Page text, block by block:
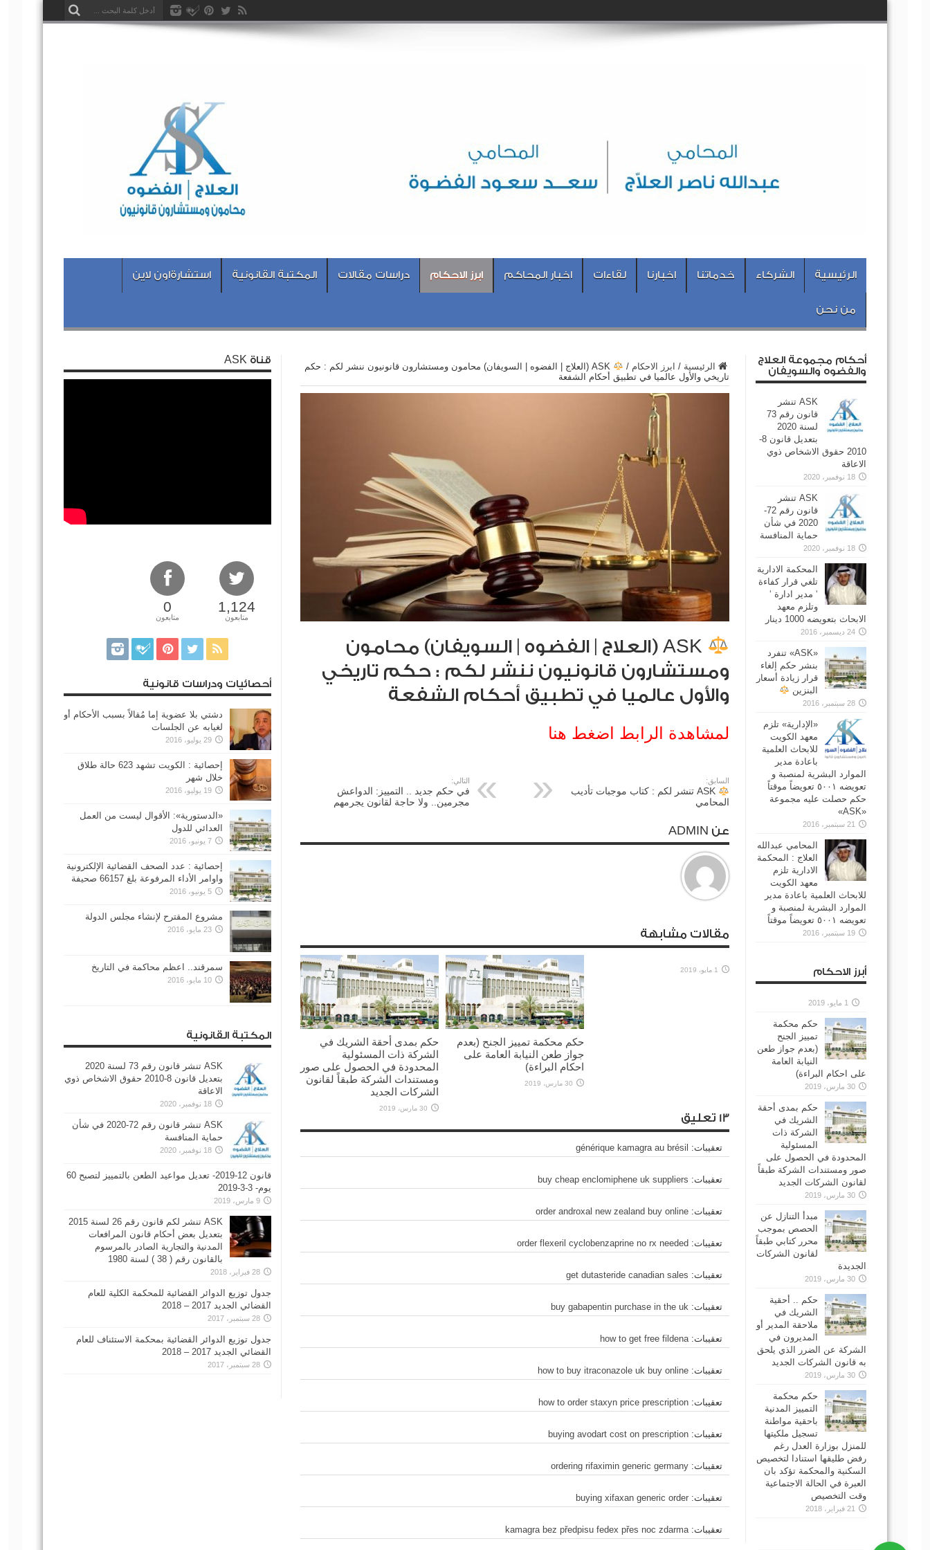
الرئيسية الشركاء خدماتنا اخبارنا لقاءات اخبار المحاكم ابرز الاحكام دراسات مقالات المكتبة القانونية استشارةاون لاين
من نحن
الرئيسية / ابرز الاحكام /
ASK (العلاج | الفضوه | السويفان) محامون ومستشارون قانونيون ننشر لكم : حكم
تاريخي والأول عالميا في تطبيق أحكام الشفعة
ASK (العلاج | الفضوه | السويفان) محامون
ومستشارون قانونيون ننشر لكم : حكم تاريخي
والأول عالميا في تطبيق أحكام الشفعة
لمشاهدة الرابط اضغط هنا
السابق:
ASK تنشر لكم : كتاب موجبات تأديب
المحامي
التالي:
في حكم جديد .. ‏التمييز: الدواعش
مجرمين.. ولا حاجة لقانون يجرمهم ⁦‪
عن ADMIN
مقالات مشابهة
1 مايو، 2019
حكم محكمة تمييز الجنح (بعدم
جواز طعن النيابة العامة على
احكام البراءة)
30 مارس، 2019
حكم بمدى أحقة الشريك في
الشركة ذات المسئولية
المحدودة في الحصول على صور
ومستندات الشركة طبقاً لقانون
الشركات الجديد
30 مارس، 2019
13 تعليق
تعقيبات: générique kamagra au brésil
تعقيبات: buy cheap enclomiphene uk suppliers
تعقيبات: order androxal new zealand buy online
تعقيبات: order flexeril cyclobenzaprine no rx needed
تعقيبات: get dutasteride canadian sales
تعقيبات: buy gabapentin purchase in the uk
تعقيبات:how to get free fildena
تعقيبات: how to buy itraconazole uk buy online
تعقيبات: how to order staxyn price prescription
تعقيبات: buying avodart cost on prescription
تعقيبات: ordering rifaximin generic germany
تعقيبات: buying xifaxan generic order
تعقيبات:kamagra bez předpisu fedex přes noc zdarma
أحكام مجموعة العلاج
والفضوه والسويفان
ASK تنشر
قانون رقم 73
لسنة 2020
بتعديل قانون 8-
2010 حقوق الاشخاص ذوي
الاعاقة
18 نوفمبر، 2020
ASK تنشر
قانون رقم 72-
2020 في شأن
حماية المنافسة
18 نوفمبر، 2020
المحكمة الادارية
تلغي قرار كفاءة
‘ مدير ادارة ‘
وتلزم معهد
الابحاث بتعويضه 1000 دينار
24 ديسمبر، 2016
‏«ASK» تنفرد
بنشر حكم إلغاء
قرار زيادة أسعار
البنزين
28 سبتمبر، 2016
«الإدارية» تلزم
معهد الكويت
للابحاث العلمية
باعادة مدير
الموارد البشرية لمنصبة و
تعويضه ٥٠٠١ تعويضاً موقتاً
حكم حصلت عليه مجموعة
«ASK»
21 سبتمبر، 2016
المحامي عبدالله
العلاج : المحكمة
الادارية تلزم
معهد الكويت
للابحاث العلمية باعادة مدير
الموارد البشرية لمنصبة و
تعويضه ٥٠٠١ تعويضاً موقتاً
19 سبتمبر، 2016
أبرز الاحكام
1 مايو، 2019
حكم محكمة
تمييز الجنح
(بعدم جواز طعن
النيابة العامة
على احكام البراءة)
30 مارس، 2019
حكم بمدى أحقة
الشريك في
الشركة ذات
المسئولية
المحدودة في الحصول على
صور ومستندات الشركة طبقاً
لقانون الشركات الجديد
30 مارس، 2019
مبدأ التنازل عن
الحصص بموجب
محرر كتابي طبقاً
لقانون الشركات
الجديدة
30 مارس، 2019
حكم .. أحقية
الشريك في
ملاحقة المدير أو
المديرون في
الشركة عن الضرر الذي يلحق
به قانون الشركات الجديد
30 مارس، 2019
حكم محكمة
التمييز المدنية
باحقية مواطنة
تسجيل ملكيتها
للمنزل بوزارة العدل رغم
رفض طليقها استنادا لتخصيص
السكنية والمحكمة تؤكد بان
العبرة في الحالة الاجتماعية
وقت التخصيص
21 فبراير، 2018
قناة ASK
1,124
متابعون
0
متابعون
أحصائيات ودراسات قانونية
دشتي بلا عضوية إما مُقالاً بسبب الأحكام أو
لغيابه عن الجلسات
29 يوليو، 2016
إحصائية : الكويت تشهد 623 حالة طلاق
خلال شهر
19 يوليو، 2016
«الدستورية»: الأقوال ليست من العمل
العدائي للدول
7 يونيو، 2016
إحصائية : عدد الصحف القضائية الإلكترونية
واوامر الأداء المرفوعة بلغ 66157 صحيفة
5 يونيو، 2016
مشروع المقترح لإنشاء مجلس الدولة
23 مايو، 2016
سمرقند.. اعظم محاكمة في التاريخ
10 مايو، 2016
المكتبة القانونية
ASK تنشر قانون رقم 73 لسنة 2020
بتعديل قانون 8-2010 حقوق الاشخاص ذوي
الاعاقة
18 نوفمبر، 2020
ASK تنشر قانون رقم 72-2020 في شأن
حماية المنافسة
18 نوفمبر، 2020
قانون 12-2019- تعديل مواعيد الطعن بالتمييز لتصبح 60
يوم- 3-3-2019
9 مارس، 2019
ASK تنشر لكم قانون رقم 26 لسنة 2015
بتعديل بعض أحكام قانون المرافعات
المدنية والتجارية الصادر بالمرسوم
بالقانون رقم ( 38 ) لسنة 1980
28 فبراير، 2018
جدول توزيع الدوائر القضائية للمحكمة الكلية للعام
القضائي الجديد 2017 – 2018
28 سبتمبر، 2017
جدول توزيع الدوائر القضائية بمحكمة الاستئناف للعام
القضائي الجديد 2017 – 2018
28 سبتمبر، 2017